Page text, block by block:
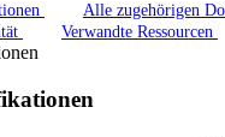
Alle zugehörigen
Verwandte Ressourcen